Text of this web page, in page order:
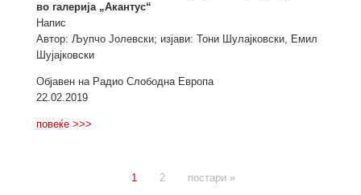
во галерија „Акантус“
Напис
Автор: Љупчо Јолевски; изјави: Тони Шулајковски, Емил
Шујајковски
Објавен на Радио Слободна Европа
22.02.2019
повеќе >>>
1 2 постари »